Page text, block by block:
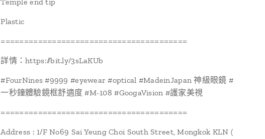
Plastic
========================================
詳情：https://bit.ly/3sLaKUb
#FourNines #9999 #eyewear #optical #MadeinJapan 神級眼鏡 #
一秒鐘體驗鏡框舒適度 #M-108 #GoogaVision #護家美視
========================================
Address : 1/F No69 Sai Yeung Choi South Street, Mongkok KLN (